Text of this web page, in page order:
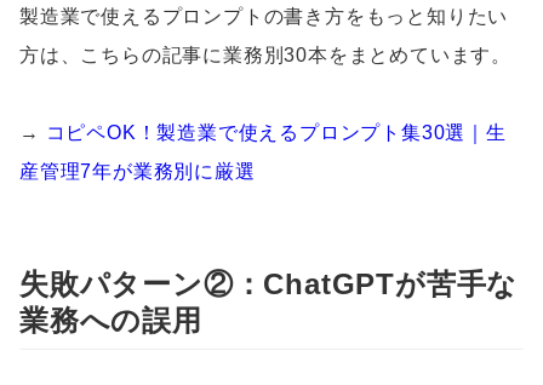
製造業で使えるプロンプトの書き方をもっと知りたい
方は、こちらの記事に業務別30本をまとめています。
→
コピペOK！製造業で使えるプロンプト集30選｜生
産管理7年が業務別に厳選
失敗パターン②：ChatGPTが苦手な
業務への誤用